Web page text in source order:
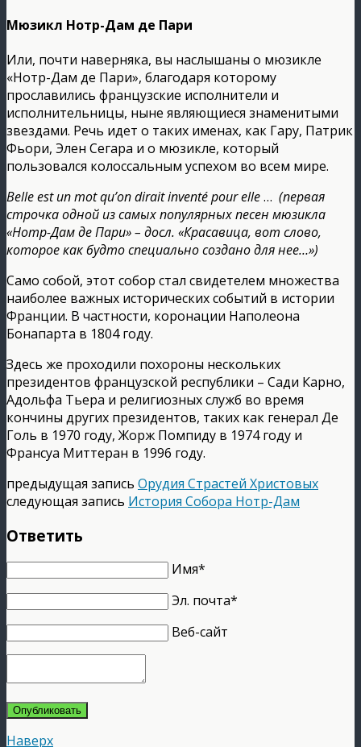
Мюзикл Нотр-Дам де Пари
Или, почти наверняка, вы наслышаны о мюзикле
«Нотр-Дам де Пари», благодаря которому
прославились французские исполнители и
исполнительницы, ныне являющиеся знаменитыми
звездами. Речь идет о таких именах, как Гару, Патрик
Фьори, Элен Сегара и о мюзикле, который
пользовался колоссальным успехом во всем мире.
Belle est un mot qu’on dirait inventé pour elle… (первая
строчка одной из самых популярных песен мюзикла
«Нотр-Дам де Пари» – досл. «Красавица, вот слово,
которое как будто специально создано для нее…»)
Само собой, этот собор стал свидетелем множества
наиболее важных исторических событий в истории
Франции. В частности, коронации Наполеона
Бонапарта в 1804 году.
Здесь же проходили похороны нескольких
президентов французской республики – Сади Карно,
Адольфа Тьера и религиозных служб во время
кончины других президентов, таких как генерал Де
Голь в 1970 году, Жорж Помпиду в 1974 году и
Франсуа Миттеран в 1996 году.
предыдущая запись Орудия Страстей Христовых
следующая запись История Собора Нотр-Дам
Ответить
Имя*
Эл. почта*
Веб-сайт
Опубликовать
Наверх